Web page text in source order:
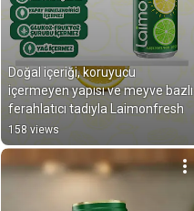
Doğal içeriği, koruyucu
içermeyen yapısı ve meyve bazlı
ferahlatıcı tadıyla Laimonfresh
158 views